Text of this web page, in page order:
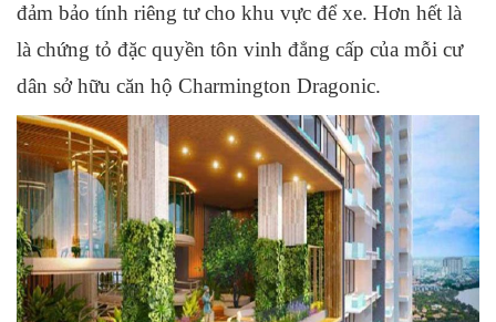
đảm bảo tính riêng tư cho khu vực để xe. Hơn hết là
là chứng tỏ đặc quyền tôn vinh đẳng cấp của mỗi cư
dân sở hữu căn hộ Charmington Dragonic.